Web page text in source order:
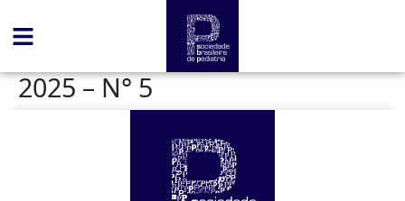
2025 – N° 5